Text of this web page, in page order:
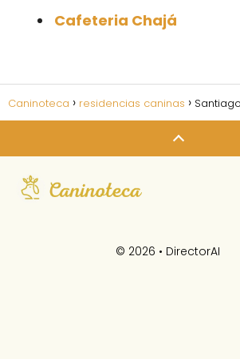
Cafeteria Chajá
Caninoteca residencias caninas
© 2026 • DirectorAI